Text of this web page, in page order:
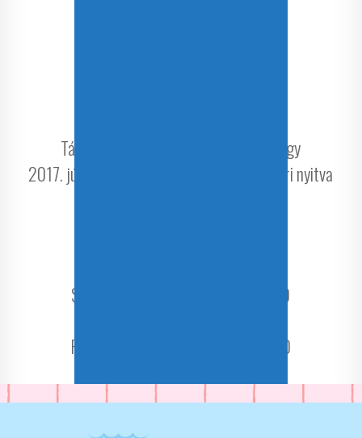
Tájékoztatjuk Kedves Olvasóinkat, hogy
2017. július 1. és augusztus 28. között nyári nyitva
Szerda: 9:00-13:30 és 14:00-17:00
Péntek: 9:00-13:30 és 14:00-17:00